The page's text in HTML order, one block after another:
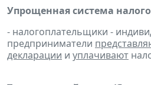
Упрощенная система
- налогоплательщики -
предприниматели
декларации и уплачивают